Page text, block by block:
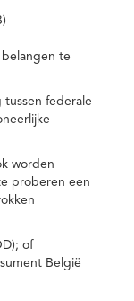
te
federale
worden
proberen een
of
België